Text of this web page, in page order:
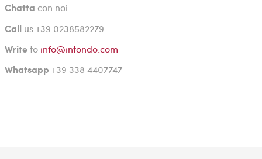
Chatta con noi
Callus +39 0238582279
Writeto info@intondo.com
Whatsapp +39 338 4407747